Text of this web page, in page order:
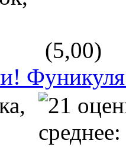
(5,00)